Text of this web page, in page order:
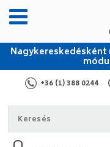
+36 (1) 388 0244